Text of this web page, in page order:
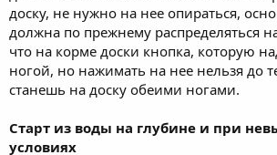
доску, не нужно на нее опираться,
должна по прежнему распределяться
что на корме доски кнопка, которую
ногой, но нажимать на нее нельзя до
станешь на доску обеими ногами.
Старт из воды на глубине и при
условиях